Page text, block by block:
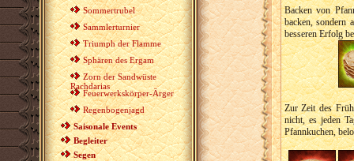
Sommertrubel
Sammlerturnier
Triumph der Flamme
Sphären des Ergam
Zorn der Sandwüste
Rachdarias
Feuerwerkskörper-Ärger
Regenbogenjagd
Saisonale Events
Begleiter
Segen
Backen von
backen, sondern
besseren Erfolg
Zur Zeit des
nicht, es jeden
Pfannkuchen,